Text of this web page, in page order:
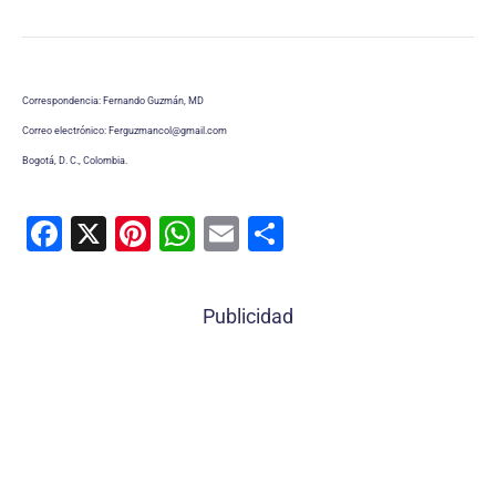
Correspondencia: Fernando Guzmán, MD
Correo electrónico: Ferguzmancol@gmail.com
Bogotá, D. C., Colombia.
F
X
Pi W
at
E
ai m
Publicidad